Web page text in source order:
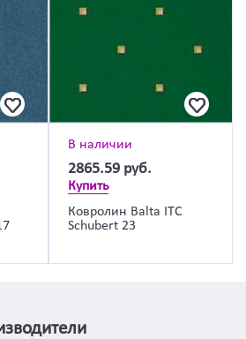
В наличии
2865.59 руб.
Купить
Ковролин Balta ITC
Schubert 23